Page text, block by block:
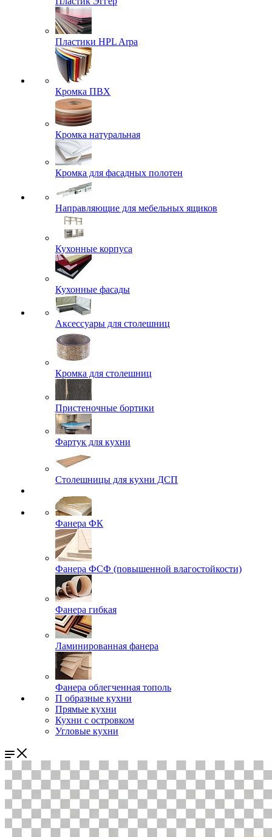
Пластики HPL Arpa
Кромка ПВХ
Кромка натуральная
Кромка для фасадных полотен
Направляющие для мебельных ящиков
Кухонные корпуса
Кухонные фасады
Аксессуары для столешниц
Кромка для столешниц
Пристеночные бортики
Фартук для кухни
Столешницы для кухни ДСП
Фанера ФК
Фанера ФСФ (повышенной влагостойкости)
Фанера гибкая
Ламинированная фанера
Фанера облегченная тополь
П образные кухни
Прямые кухни
Кухни с островком
Угловые кухни